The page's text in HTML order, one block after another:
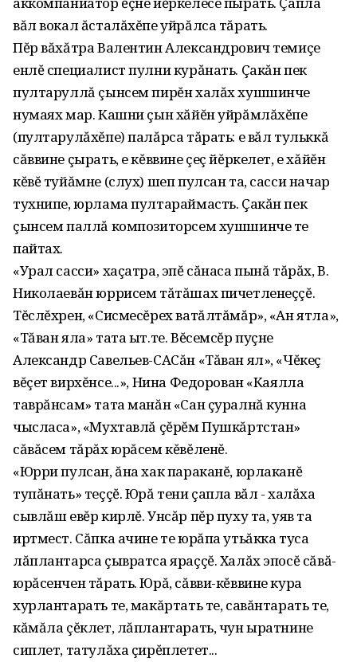
вăл вокал ăсталăхĕпе уйрăлса тăрать.
Пĕр вăхăтра Валентин Александрович темиçе
енлĕ специалист пулни курăнать. Çакăн пек
пултаруллă çынсем пирĕн халăх хушшинче
нумаях мар. Кашни çын хăйĕн уйрăмлăхĕпе
(пултарулăхĕпе) палăрса тăрать: е вăл тульккă
сăввине çырать‚ е кĕввине çеç йĕркелет‚ е хăйĕн
кĕвĕ туйăмне (слух) шеп пулсан та, сасси начар
тухнипе, юрлама пултараймасть. Çакăн пек
çынсем паллă композиторсем хушшинче те
пайтах.
«Урал сасси» хаçатра‚ эпĕ сăнаса пынă тăрăх‚ В.
Николаевăн юррисем тăтăшах пичетленеççĕ.
Тĕслĕхрен‚ «Сисмесĕрех ватăлтăмăр»‚ «Ан ятла»‚
«Тăван яла» тата ыт.те. Вĕсемсĕр пуçне
Александр Савельев-САСăн «Тăван ял»‚ «Чĕкеç
вĕçет вирхĕнсе...»‚ Нина Федорован «Каялла
таврăнсам» тата манăн «Сан çуралнă кунна
чысласа»‚ «Мухтавлă çĕрĕм Пушкăртстан»
сăвăсем тăрăх юрăсем кĕвĕленĕ.
«Юрри пулсан‚ ăна хак параканĕ, юрлаканĕ
тупăнать» теççĕ. Юрă тени çапла вăл - халăха
сывлăш евĕр кирлĕ. Унсăр пĕр пуху та‚ уяв та
иртмест. Сăпка ачине те юрăпа утьăкка туса
лăплантарса çывратса яраççĕ. Халăх эпосĕ сăвă-
юрăсенчен тăрать. Юрă‚ сăвви-кĕввине кура
хурлантарать те‚ макăртать те‚ савăнтарать те‚
кăмăла çĕклет‚ лăплантарать‚ чун ыратнине
сиплет‚ татулăха çирĕплетет...